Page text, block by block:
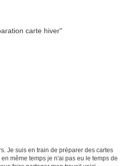
Je suis en train de préparer des cartes
même temps je n'ai pas eu le temps de